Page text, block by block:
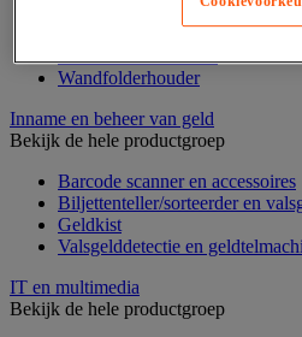
Mobiel folderrek
Wandfolderhouder
Inname en beheer van geld
Bekijk de hele productgroep
Barcode scanner en accessoires
Biljettenteller/sorteerder en
Geldkist
Valsgelddetectie en
IT en multimedia
Bekijk de hele productgroep